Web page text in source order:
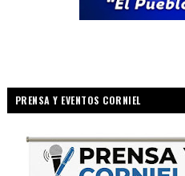
PRENSA Y EVENTOS CORNIEL